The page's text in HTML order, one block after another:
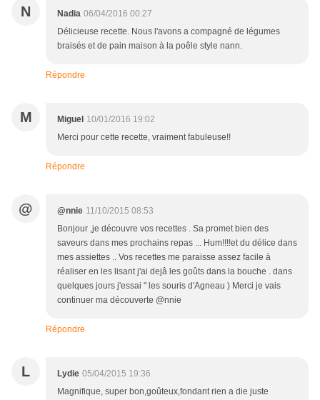
N Nadia 06/04/2016 00:27
Délicieuse recette. Nous l'avons a compagné de légumes
braisés et de pain maison à la poêle style nann.
Répondre
M Miguel 10/01/2016 19:02
Merci pour cette recette, vraiment fabuleuse!!
Répondre
@ @nnie 11/10/2015 08:53
Bonjour ,je découvre vos recettes . Sa promet bien des
saveurs dans mes prochains repas ... Hum!!!!et du délice dans
mes assiettes .. Vos recettes me paraisse assez facile à
réaliser en les lisant j'ai dejâ les goûts dans la bouche . dans
quelques jours j'essai " les souris d'Agneau ) Merci je vais
continuer ma découverte @nnie
Répondre
L Lydie 05/04/2015 19:36
Magnifique, super bon,goûteux,fondant rien a die juste